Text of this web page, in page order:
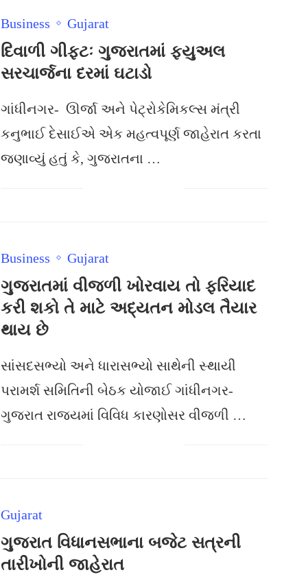
Business Gujarat
દિવાળી ગીફ્ટઃ ગુજરાતમાં ફ્યુઅલ
સરચાર્જના દરમાં ઘટાડો
ગાંધીનગર- ઊર્જા અને પેટ્રોકેમિકલ્સ મંત્રી
કનુભાઈ દેસાઈએ એક મહત્વપૂર્ણ જાહેરાત કરતા
જણાવ્યું હતું કે, ગુજરાતના …
Business Gujarat
ગુજરાતમાં વીજળી ખોરવાય તો ફરિયાદ
કરી શકો તે માટે અદ્યતન મોડલ તૈયાર
થાય છે
સાંસદસભ્યો અને ધારાસભ્યો સાથેની સ્થાયી
પરામર્શ સમિતિની બેઠક યોજાઈ ગાંધીનગર-
ગુજરાત રાજ્યમાં વિવિધ કારણોસર વીજળી …
Gujarat
ગુજરાત વિધાનસભાના બજેટ સત્રની
તારીખોની જાહેરાત